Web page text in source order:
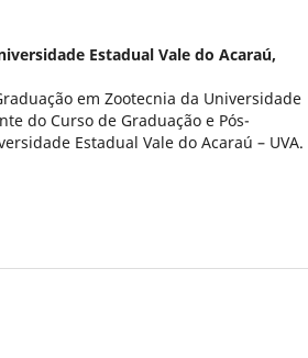
Estadual Vale do Acaraú,
em Zootecnia da Universidade
do Curso de Graduação e Pós-
Estadual Vale do Acaraú – UVA.